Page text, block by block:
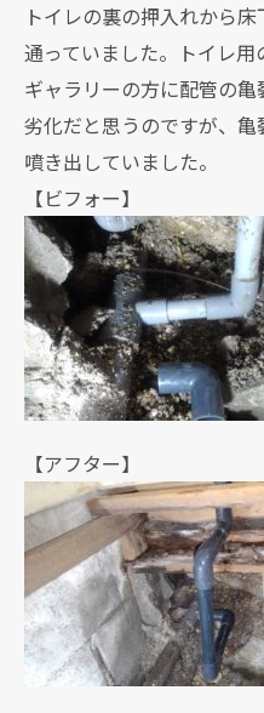
トイレの裏の押入れから
通っていました。トイレ用
ギャラリーの方に配管の
劣化だと思うのですが、
噴き出していました。
【ビフォー】
【アフター】